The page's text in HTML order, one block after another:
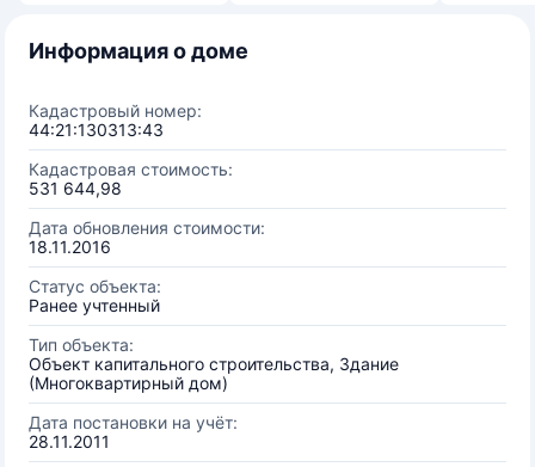
Информация о доме
Кадастровый номер:
44:21:130313:43
Кадастровая стоимость:
531 644,98
Дата обновления стоимости:
18.11.2016
Статус объекта:
Ранее учтенный
Тип объекта:
Объект капитального строительства, Здание
(Многоквартирный дом)
Дата постановки на учёт:
28.11.2011